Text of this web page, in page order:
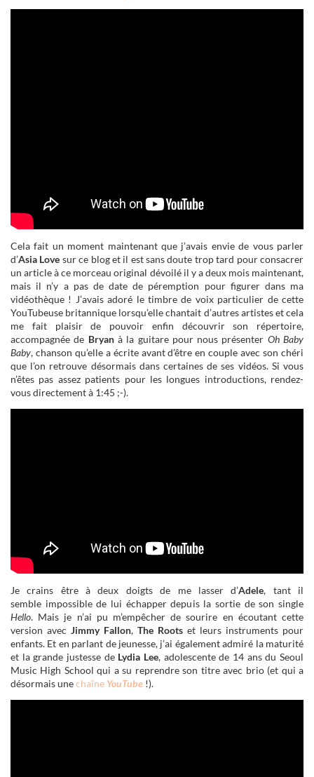
Cela fait un moment maintenant que j’avais envie de vous parler
d’Asia Love sur ce blog et il est sans doute trop tard pour consacrer
un article à ce morceau original dévoilé il y a deux mois maintenant,
mais il n’y a pas de date de péremption pour figurer dans ma
vidéothèque ! J’avais adoré le timbre de voix particulier de cette
YouTubeuse britannique lorsqu’elle chantait d’autres artistes et cela
me fait plaisir de pouvoir enfin découvrir son répertoire,
accompagnée de Bryanà la guitare pour nous présenter Oh Baby
Baby, chanson qu’elle a écrite avant d’être en couple avec son chéri
que l’on retrouve désormais dans certaines de ses vidéos. Si vous
n’êtes pas assez patients pour les longues introductions, rendez-
vous directement à 1:45 ;-).
Je crains être à deux doigts de me lasser d’Adele, tant il
semble impossible de lui échapper depuis la sortie de son single
Hello. Mais je n’ai pu m’empêcher de sourire en écoutant cette
version avec Jimmy Fallon, The Roots et leurs instruments pour
enfants. Et en parlant de jeunesse, j’ai également admiré la maturité
et la grande justesse de Lydia Lee, adolescente de 14 ans du Seoul
Music High School qui a su reprendre son titre avec brio (et qui a
désormais unechaîne YouTube !).